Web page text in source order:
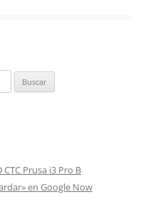
Prusa i3 Pro B
en Google Now